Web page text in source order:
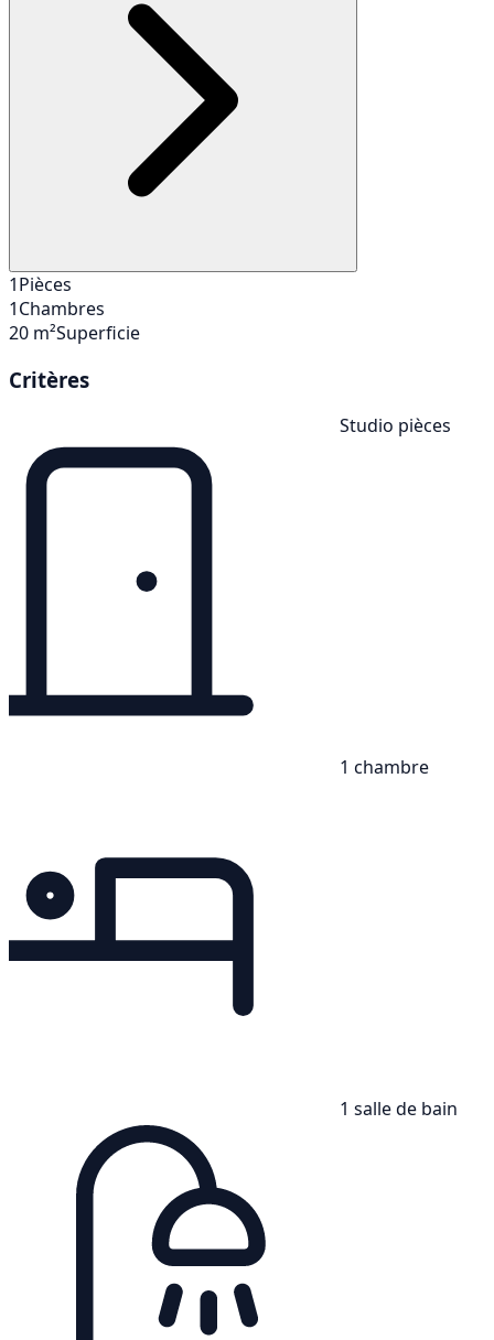
1Pièces
1Chambres
20 m²Superficie
Critères
Studio pièces
1 chambre
1 salle de bain